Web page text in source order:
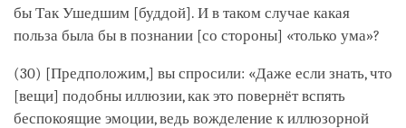
бы Так Ушедшим [буддой]. И в таком случае какая
польза была бы в познании [со стороны] «только ума»?
(30) [Предположим,] вы спросили: «Даже если знать, что
[вещи] подобны иллюзии, как это повернёт вспять
беспокоящие эмоции, ведь вожделение к иллюзорной